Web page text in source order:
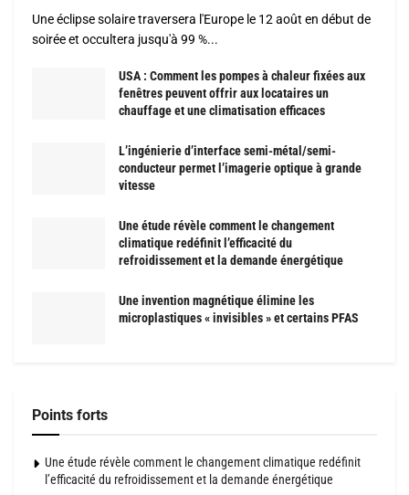
Une éclipse solaire traversera l'Europe le 12 août en début de
soirée et occultera jusqu'à 99 %...
USA : Comment les pompes à chaleur fixées aux
fenêtres peuvent offrir aux locataires un
chauffage et une climatisation efficaces
L’ingénierie d’interface semi-métal/semi-
conducteur permet l’imagerie optique à grande
vitesse
Une étude révèle comment le changement
climatique redéfinit l’efficacité du
refroidissement et la demande énergétique
Une invention magnétique élimine les
microplastiques « invisibles » et certains PFAS
Points forts
Une étude révèle comment le changement climatique redéfinit
l’efficacité du refroidissement et la demande énergétique